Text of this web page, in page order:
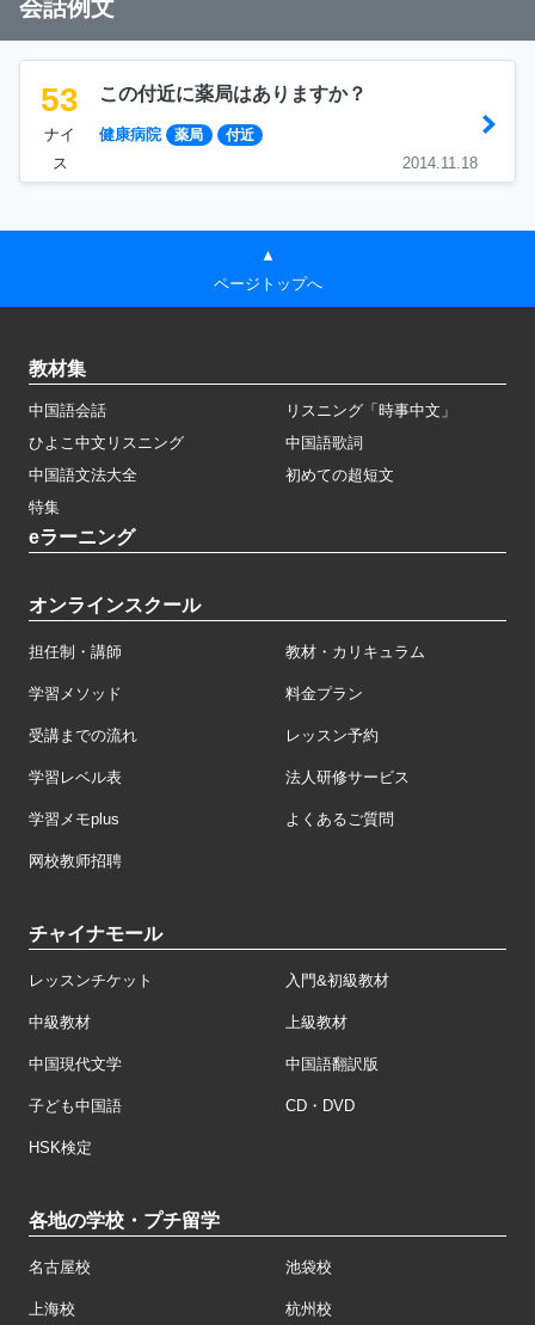
会話例文
53
ナイ
ス
この付近に薬局はありますか？
健康病院 薬局 付近
2014.11.18
▲
ページトップへ
教材集
中国語会話
リスニング「時事中文」
ひよこ中文リスニング
中国語歌詞
中国語文法大全
初めての超短文
特集
eラーニング
オンラインスクール
担任制・講師 教材・カリキュラム
学習メソッド 料金プラン
受講までの流れ レッスン予約
学習レベル表 法人研修サービス
学習メモplus よくあるご質問
网校教师招聘
チャイナモール
レッスンチケット 入門&初級教材
中級教材 上級教材
中国現代文学 中国語翻訳版
子ども中国語 CD・DVD
HSK検定
各地の学校・プチ留学
名古屋校 池袋校
上海校 杭州校